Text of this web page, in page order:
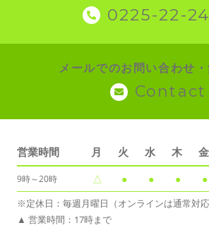
0225-22-
メールでのお問い合わせ
Contact
営業時間 月 火 水 木 金
9時～20時 △ ● ● ● ●
※定休日：毎週月曜日（オンラインは通常対応
▲ 営業時間：17時まで